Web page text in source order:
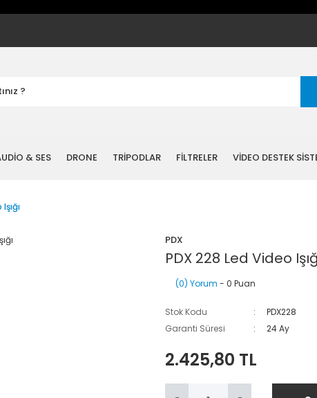
& SES DRONE TRİPODLAR FİLTRELER VİDEO DESTEK
PDX
PDX 228 Led Video
(0) Yorum - 0 Puan
Stok Kodu
PDX228
Garanti Süresi
24 Ay
2.425,80 TL